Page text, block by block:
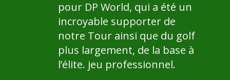
pour DP World, qui a été un
incroyable supporter de
notre Tour ainsi que du golf
plus largement, de la base à
l’élite. jeu professionnel.